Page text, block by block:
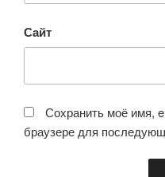
Сайт
Сохранить моё имя,
браузере для